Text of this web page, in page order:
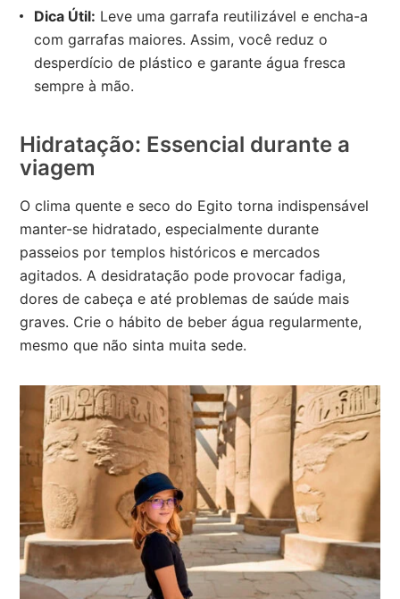
Dica Útil: Leve uma garrafa reutilizável e encha-a
com garrafas maiores. Assim, você reduz o
desperdício de plástico e garante água fresca
sempre à mão.
Hidratação: Essencial durante a
viagem
O clima quente e seco do Egito torna indispensável
manter-se hidratado, especialmente durante
passeios por templos históricos e mercados
agitados. A desidratação pode provocar fadiga,
dores de cabeça e até problemas de saúde mais
graves. Crie o hábito de beber água regularmente,
mesmo que não sinta muita sede.